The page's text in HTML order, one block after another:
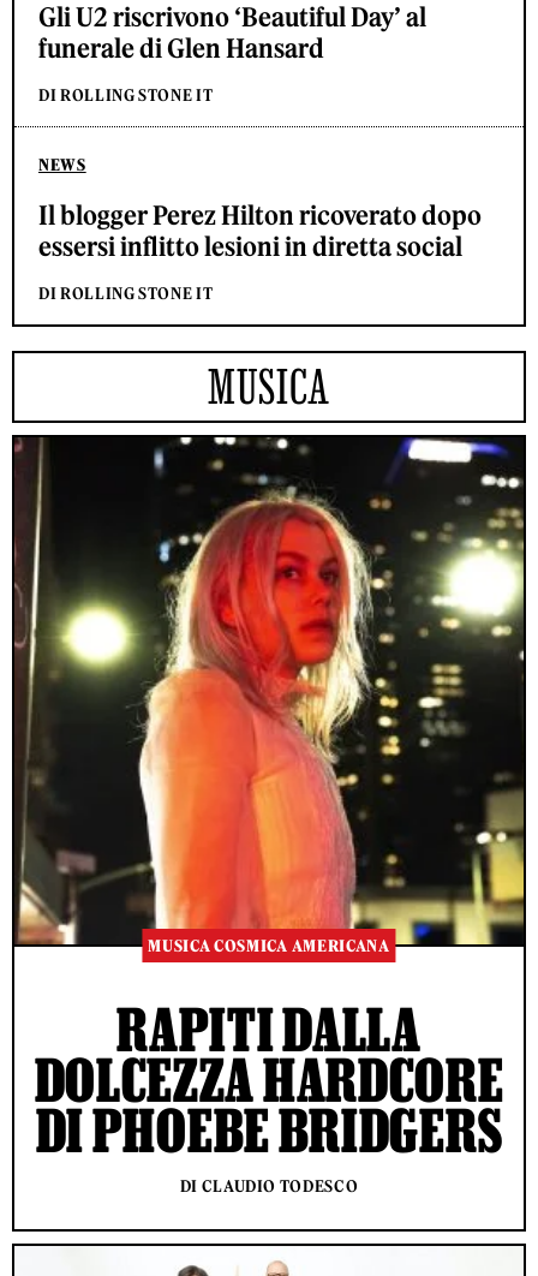
Gli U2 riscrivono ‘Beautiful Day’ al
funerale di Glen Hansard
DI ROLLING STONE IT
NEWS
Il blogger Perez Hilton ricoverato dopo
essersi inflitto lesioni in diretta social
DI ROLLING STONE IT
MUSICA
MUSICA COSMICA AMERICANA
RAPITI DALLA
DOLCEZZA HARDCORE
DI PHOEBE BRIDGERS
DI CLAUDIO TODESCO